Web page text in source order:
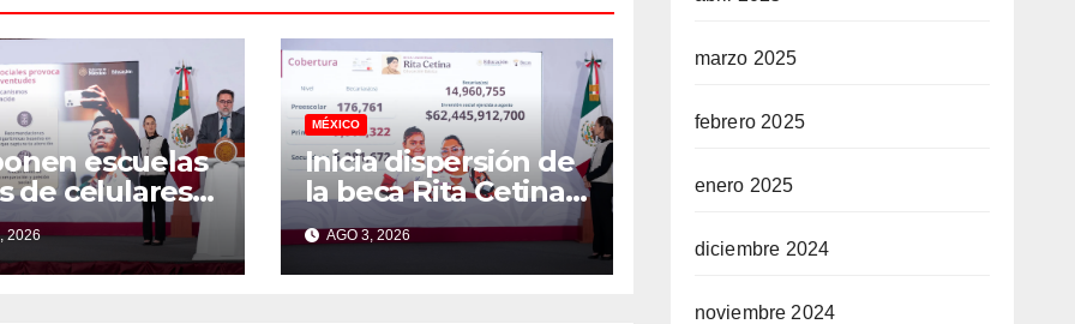
escuelas
de celulares
proteger a
de
y otros
2026
MÉXICO
Inicia dispersión de
la beca Rita Cetina
para útiles y
uniformes
escolares en
AGO 3, 2026
marzo 2025
febrero 2025
enero 2025
diciembre 2024
noviembre 2024